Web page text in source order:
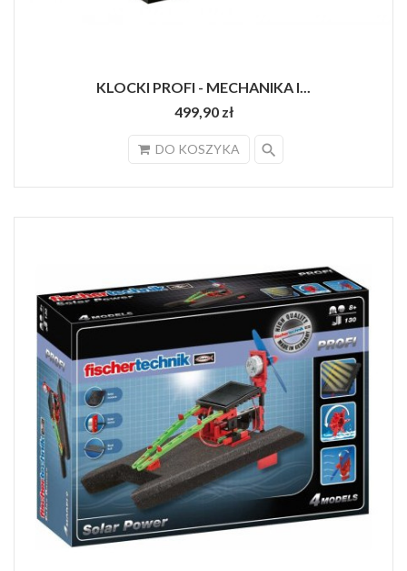
KLOCKI PROFI - MECHANIKA I...
499,90 zł
DO KOSZYKA search